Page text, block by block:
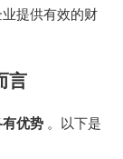
提供有效的财
言
优势 。以下是